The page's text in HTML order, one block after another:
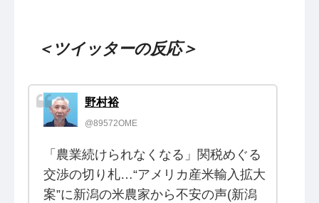
＜ツイッターの反応＞
野村裕
@89572OME
「農業続けられなくなる」関税めぐる
交渉の切り札…“アメリカ産米輸入拡大
案”に新潟の米農家から不安の声(新潟